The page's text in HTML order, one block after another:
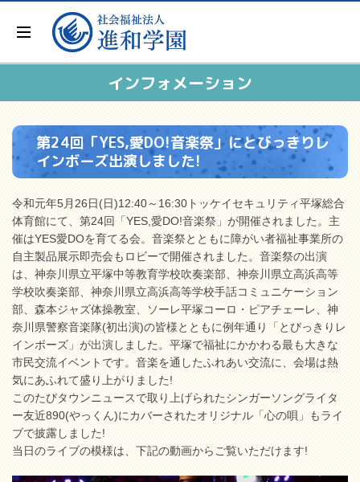
インフォメーション
第24回「YES,愛DO!音楽祭」にとびっきりレ
インボーズ出演しました!
令和元年5月26日(日)12:40～16:30トッケイセキュリティ平塚総合
体育館にて、第24回「YES,愛DO!音楽祭」が開催されました。主
催はYES愛DOを育てる会。音楽祭とともに障がい者福祉事業所の
自主製品展示即売会もロビーで開催されました。音楽祭の出演
は、神奈川県立平塚中等教育学校吹奏楽部、神奈川県立高浜高等
学校吹奏楽部、神奈川県立高浜高等学校手話コミュニケーション
部、森本ジャズ体操教室、ソーレ平塚コーロ・ピアチェーレ、神
奈川県警察音楽隊(初出演)の皆様とともに例年通り「とびっきりレ
インボーズ」が出演しました。平塚で福祉にかかわる最も大きな
市民交流イベントです。音楽を通したふれあい交流に、会場は熱
気にあふれて盛り上がりました!
このたびタウンニュースで取り上げられたシンガーソングライタ
ー友近890(やっくん)にカバーされたオリジナル「心の唄」もライ
ブで披露しました!
当日のライブの模様は、下記の動画からご覧いただけます!